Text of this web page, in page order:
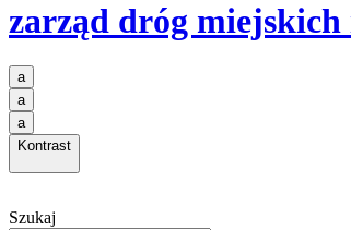
zarząd dróg
a
a
a
Kontrast
Szukaj